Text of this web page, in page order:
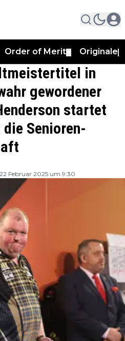
Order of Merit Originale
in
gewordener
startet
Senioren-
Februar 2025 um 9:30